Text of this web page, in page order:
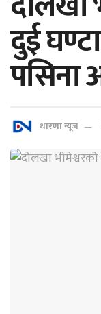
दुई
पसिना
धारणा न्यूज